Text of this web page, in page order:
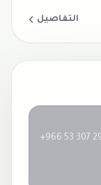
التفاصيل
+966 53 307